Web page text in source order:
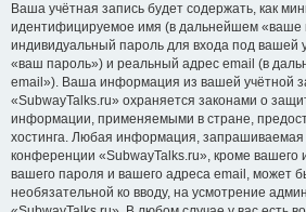
Ваша учётная запись будет содержать, как
идентифицируемое имя (в дальнейшем «ваше
индивидуальный пароль для входа под вашей
«ваш пароль») и реальный адрес email (в
email»). Ваша информация из вашей учётной
«SubwayTalks.ru» охраняется законами о
информации, применяемыми в стране,
хостинга. Любая информация, запрашиваемая
конференции «SubwayTalks.ru», кроме вашего
вашего пароля и вашего адреса email, может
необязательной ко вводу, на усмотрение